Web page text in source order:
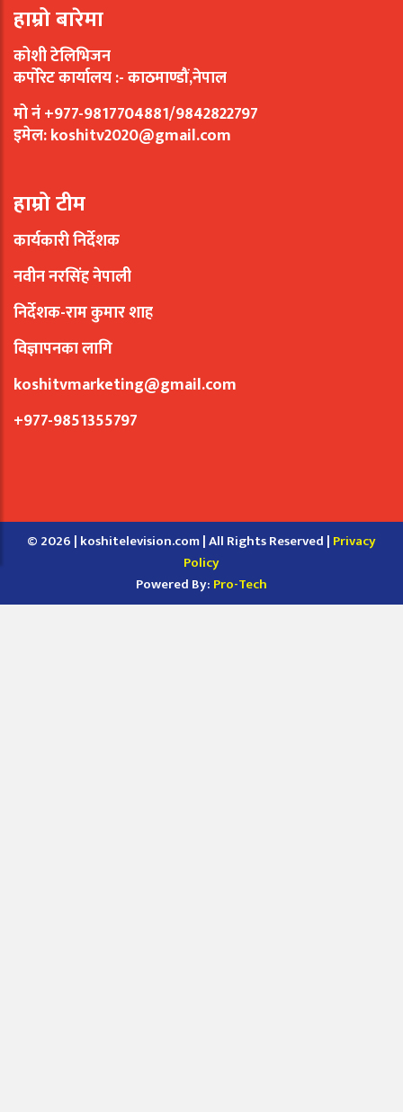
हाम्रो बारेमा
कोशी टेलिभिजन
कर्पोरेट कार्यालय :- काठमाण्डौं,नेपाल
मो नं +977-9817704881/9842822797
इमेल:koshitv2020@gmail.com
हाम्रो टीम
कार्यकारी निर्देशक
नवीन नरसिंह नेपाली
निर्देशक-राम कुमार शाह
विज्ञापनका लागि
koshitvmarketing@gmail.com
+977-9851355797
© 2026 | koshitelevision.com | All Rights Reserved | Privacy
Policy
Powered By: Pro-Tech